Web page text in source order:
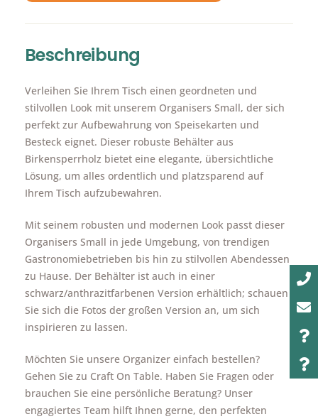
Beschreibung
Verleihen Sie Ihrem Tisch einen geordneten und
stilvollen Look mit unserem Organisers Small, der sich
perfekt zur Aufbewahrung von Speisekarten und
Besteck eignet. Dieser robuste Behälter aus
Birkensperrholz bietet eine elegante, übersichtliche
Lösung, um alles ordentlich und platzsparend auf
Ihrem Tisch aufzubewahren.
Mit seinem robusten und modernen Look passt dieser
Organisers Small in jede Umgebung, von trendigen
Gastronomiebetrieben bis hin zu stilvollen Abendessen
zu Hause. Der Behälter ist auch in einer
schwarz/anthrazitfarbenen Version erhältlich; schauen
Sie sich die Fotos der großen Version an, um sich
inspirieren zu lassen.
Möchten Sie unsere Organizer einfach bestellen?
Gehen Sie zu Craft On Table. Haben Sie Fragen oder
brauchen Sie eine persönliche Beratung? Unser
engagiertes Team hilft Ihnen gerne, den perfekten